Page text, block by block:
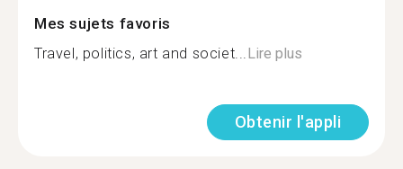
Mes sujets favoris
Travel, politics, art and societ...Lire plus
Obtenir l'appli